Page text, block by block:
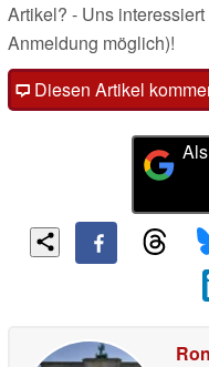
Artikel? - Uns
Anmeldung möglich)!
Diesen Artikel